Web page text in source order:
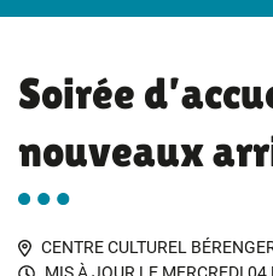
Soirée
nouveaux
CENTRE CULTUREL